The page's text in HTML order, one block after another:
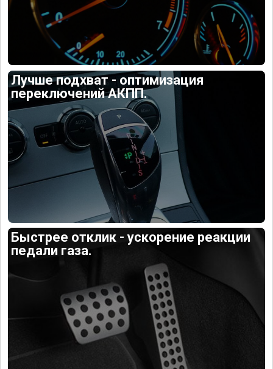
Лучше подхват - оптимизация
переключений АКПП.
Быстрее отклик - ускорение реакции
педали газа.